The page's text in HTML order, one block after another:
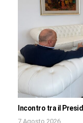
Incontro tra il
7 Agosto 2026